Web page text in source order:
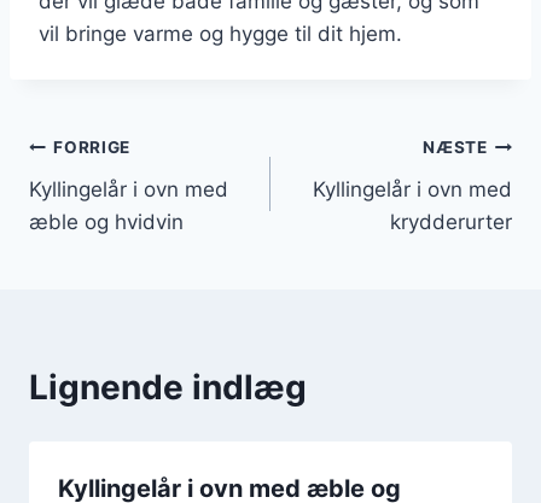
vil bringe varme og hygge til dit hjem.
Indlægsnavigation
FORRIGE
Kyllingelår i ovn med
æble og hvidvin
NÆSTE
Kyllingelår i ovn med
krydderurter
Lignende indlæg
Kyllingelår i ovn med æble og